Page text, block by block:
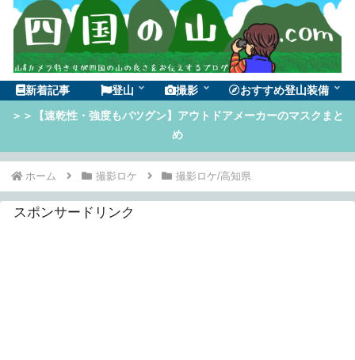
新着記事 登山 撮影 おすすめ登山装備
＞＞【速乾性・強度もバツグン】アウトドアメーカーのマスクまと
め
ホーム 撮影ロケ 撮影ロケ/高知県
スポンサードリンク